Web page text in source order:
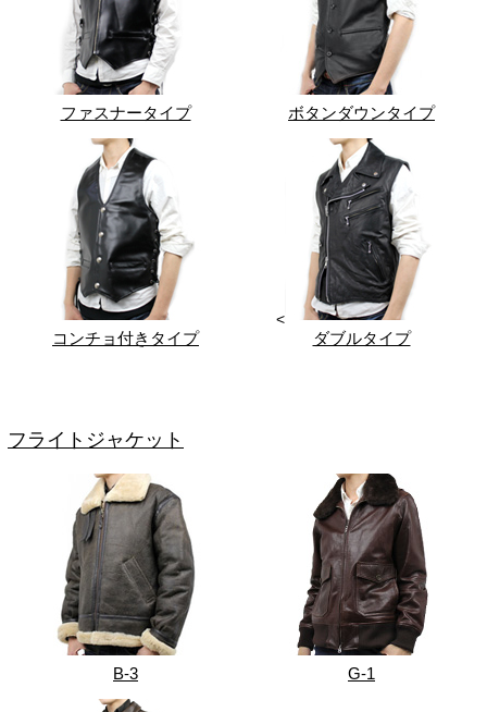
ファスナータイプ ボタンダウンタイプ
コンチョ付きタイプ
<
ダブルタイプ
フライトジャケット
B-3 G-1